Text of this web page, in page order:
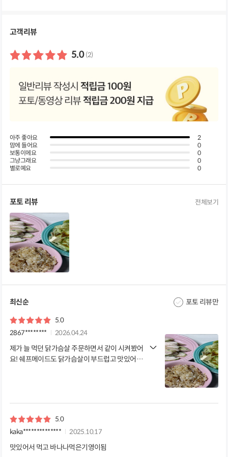
고객리뷰
5.0 (2)
아주 좋아요
2
맘에 들어요
0
보통이에요
0
그냥그래요
0
별로예요
0
포토 리뷰 전체보기
최신순 포토 리뷰만
5.0
2867********
2026.04.24
제가 늘 먹던 닭가슴살 주문하면서 같이 시켜봤어
요! 쉐프메이드도 닭가슴살이 부드럽고 맛있어요
5.0
kaka**************
2025.10.17
맛있어서 먹고 바나나먹은기영이됨